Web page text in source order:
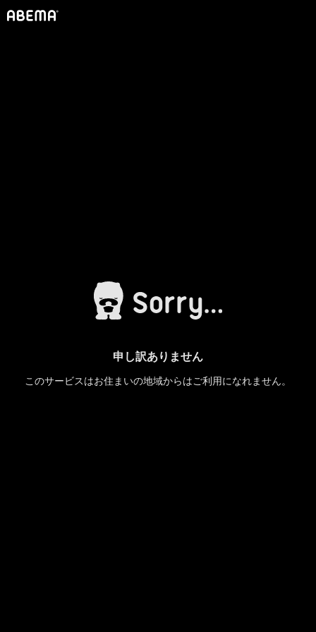
申し訳ありません
このサービスはお住まいの地域からはご利用になれません。